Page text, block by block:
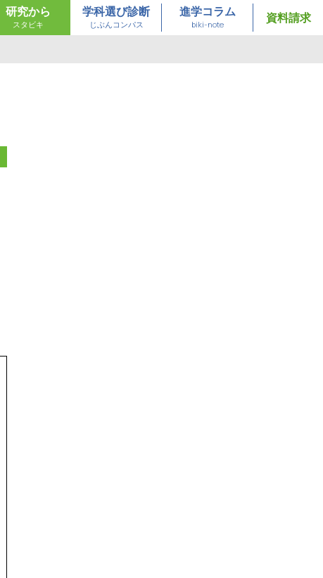
研究から
スタビキ
学科選び診断
じぶんコンパス
進学コラム
biki-note
資料請求